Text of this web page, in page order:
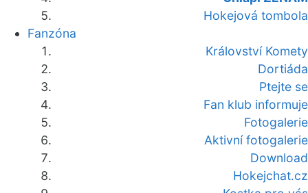
Hokejová tombola
Fanzóna
Království Komety
Dortiáda
Ptejte se
Fan klub informuje
Fotogalerie
Aktivní fotogalerie
Download
Hokejchat.cz